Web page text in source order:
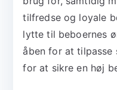
tilfredse og loyale
lytte til beboernes
åben for at tilpasse
for at sikre en høj